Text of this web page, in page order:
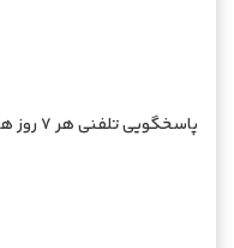
پاسخگویی تلفنی هر 7 روز هفته و هر 24 ساعت | شماره تماس : 09201383718 |